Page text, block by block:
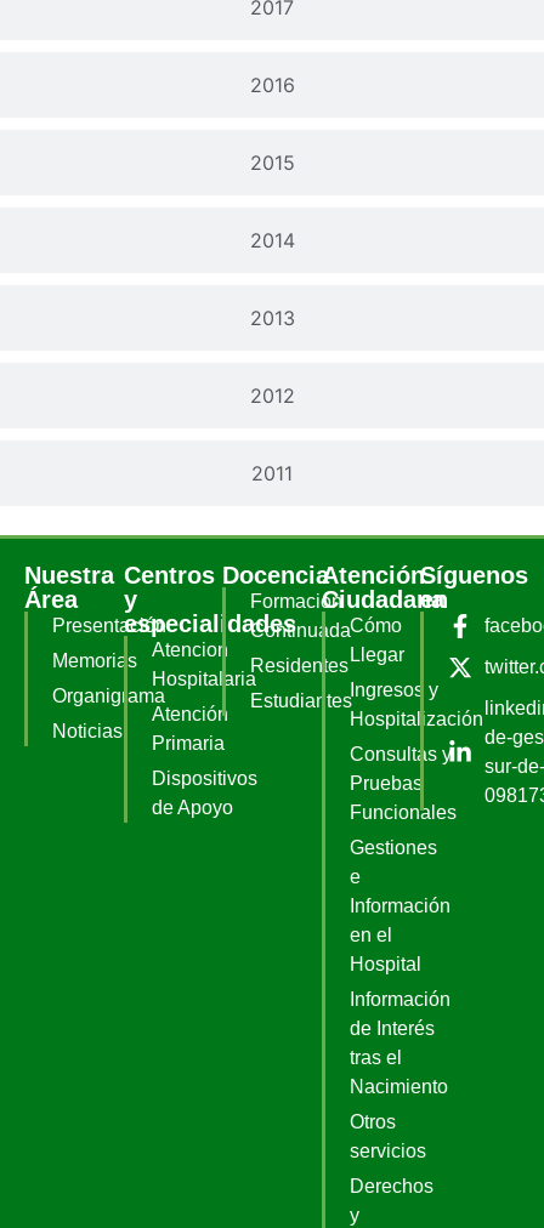
2017
2016
2015
2014
2013
2012
2011
Nuestra
Área
Presentación
Memorias
Organigrama
Noticias
Centros
y
especialidades
Atencion
Hospitalaria
Atención
Primaria
Dispositivos
de Apoyo
Docencia
Formación
Continuada
Residentes
Estudiantes
Atención
Ciudadana
Cómo
Llegar
Ingresos y
Hospitalización
Consultas y
Pruebas
Funcionales
Gestiones
e
Información
en el
Hospital
Información
de Interés
tras el
Nacimiento
Otros
servicios
Derechos
y
Síguenos
en
de-
sur-